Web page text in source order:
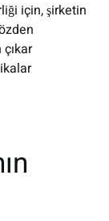
için, şirketin